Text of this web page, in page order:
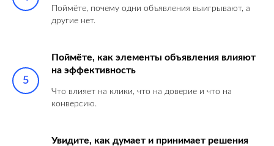
Поймёте, почему одни объявления выигрывают, а
другие нет.
Поймёте, как элементы объявления влияют
на эффективность
Что влияет на клики, что на доверие и что на
конверсию.
Увидите, как думает и принимает решения